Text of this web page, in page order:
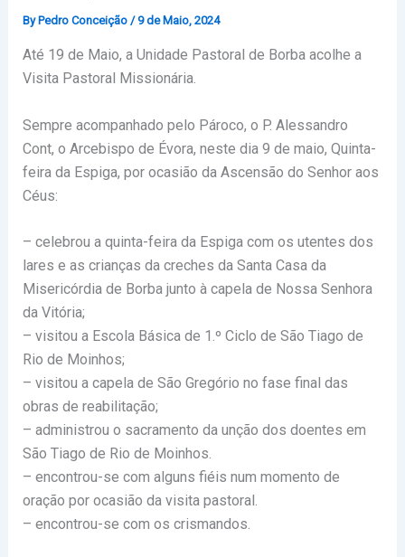
By Pedro Conceição /9 de Maio, 2024
Até 19 de Maio, a Unidade Pastoral de Borba acolhe a
Visita Pastoral Missionária.
Sempre acompanhado pelo Pároco, o P. Alessandro
Cont, o Arcebispo de Évora, neste dia 9 de maio, Quinta-
feira da Espiga, por ocasião da Ascensão do Senhor aos
Céus:
– celebrou a quinta-feira da Espiga com os utentes dos
lares e as crianças da creches da Santa Casa da
Misericórdia de Borba junto à capela de Nossa Senhora
da Vitória;
– visitou a Escola Básica de 1.º Ciclo de São Tiago de
Rio de Moinhos;
– visitou a capela de São Gregório no fase final das
obras de reabilitação;
– administrou o sacramento da unção dos doentes em
São Tiago de Rio de Moinhos.
– encontrou-se com alguns fiéis num momento de
oração por ocasião da visita pastoral.
– encontrou-se com os crismandos.